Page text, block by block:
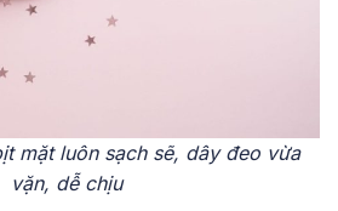
mặt luôn sạch sẽ, dây đeo vừa
vặn, dễ chịu